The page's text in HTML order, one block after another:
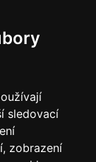
sledovací
zobrazení
Matěj
svého